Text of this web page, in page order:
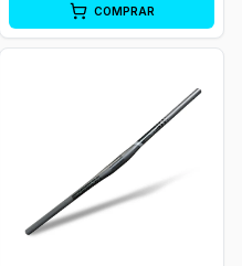
COMPRAR